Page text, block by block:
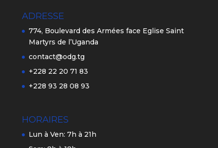
ADRESSE
774, Boulevard des Armées face Eglise Saint
Martyrs de l’Uganda
contact@odg.tg
+228 22 20 71 83
+228 93 28 08 93
HORAIRES
Lun à Ven: 7h à 21h